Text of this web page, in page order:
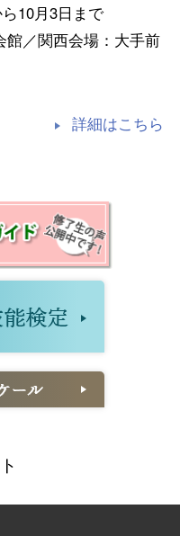
10月3日まで
／関西会場：大手前
詳細はこちら